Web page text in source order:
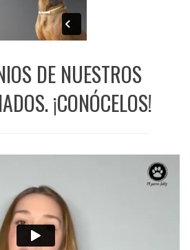
DE NUESTROS
¡CONÓCELOS!